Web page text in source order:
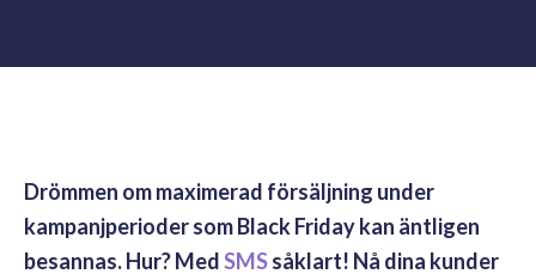
Drömmen om maximerad försäljning under
kampanjperioder som Black Friday kan äntligen
besannas. Hur? MedSMSsåklart! Nå dina kunder